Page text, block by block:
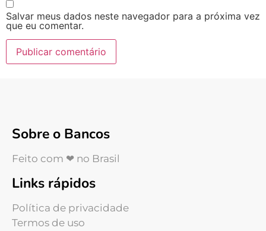
Salvar meus dados neste navegador para a próxima vez
que eu comentar.
Sobre o Bancos
Feito com ❤ no Brasil
Links rápidos
Política de privacidade
Termos de uso